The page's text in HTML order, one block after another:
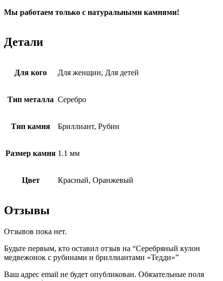
Мы работаем только с натуральными камнями!
Детали
Для кого Для женщин, Для детей
Тип металла Серебро
Тип камня Бриллиант, Рубин
Размер камня 1.1 мм
Цвет Красный, Оранжевый
Отзывы
Отзывов пока нет.
Будьте первым, кто оставил отзыв на “Серебряный кулон
медвежонок с рубинами и бриллиантами «Тедди»”
Ваш адрес email не будет опубликован. Обязательные поля